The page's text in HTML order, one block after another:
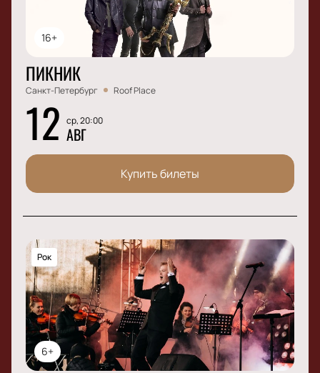
16+
ПИКНИК
Санкт-Петербург Roof Place
12 ср, 20:00
АВГ
Купить билеты
6+
Рок